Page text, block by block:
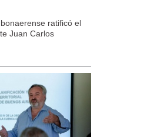
ratificó el
Juan Carlos